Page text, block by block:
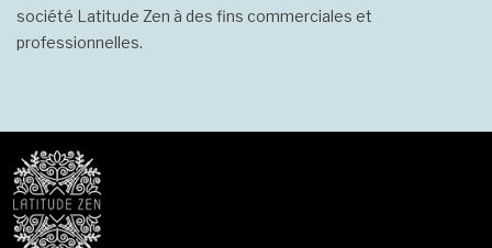
société Latitude Zen à des fins commerciales et
professionnelles.